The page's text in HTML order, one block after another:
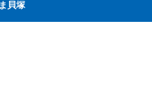
貝塚